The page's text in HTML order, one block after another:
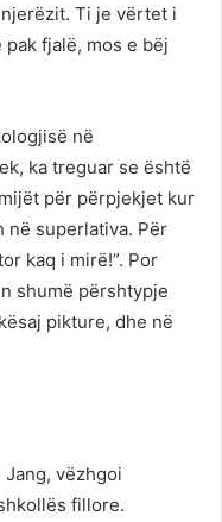
Ti je vërtet i
fjalë, mos e bëj
në
ka treguar se është
për përpjekjet kur
në superlativa. Për
kaq i mirë!”. Por
shumë përshtypje
pikture, dhe në
vëzhgoi
fillore.